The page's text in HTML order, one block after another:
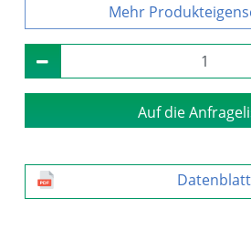
Auf die
Datenblatt